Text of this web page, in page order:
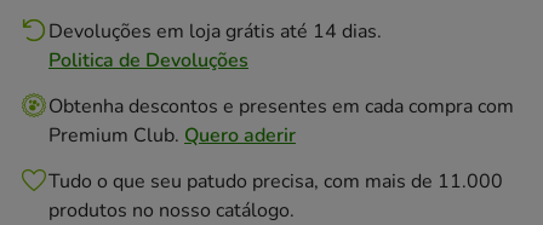
Devoluções em loja grátis até 14 dias.
Politica de Devoluções
Obtenha descontos e presentes em cada compra com
Premium Club. Quero aderir
Tudo o que seu patudo precisa, com mais de 11.000
produtos no nosso catálogo.